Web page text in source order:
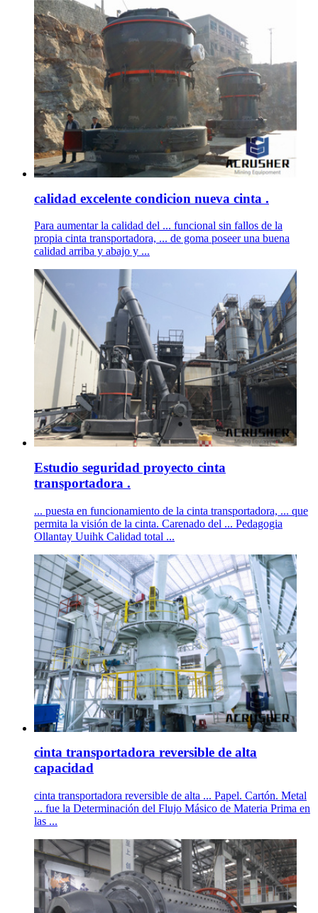
calidad excelente condicion nueva cinta .
Para aumentar la calidad del ... funcional sin fallos de la
propia cinta transportadora, ... de goma poseer una buena
calidad arriba y abajo y ...
Estudio seguridad proyecto cinta
transportadora .
... puesta en funcionamiento de la cinta transportadora, ... que
permita la visión de la cinta. Carenado del ... Pedagogia
Ollantay Uuihk Calidad total ...
cinta transportadora reversible de alta
capacidad
cinta transportadora reversible de alta ... Papel. Cartón. Metal
... fue la Determinación del Flujo Másico de Materia Prima en
las ...